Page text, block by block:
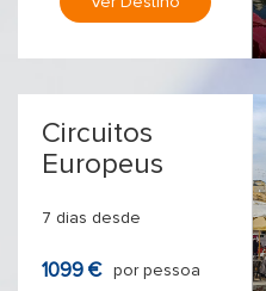
Circuitos
Europeus
7 dias desde
1099 € por pessoa